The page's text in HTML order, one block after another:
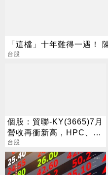
「這檔」十年難得一遇！
台股
個股：貿聯-KY(3665)7月
營收再衝新高，HPC、半
導體挹注長期成長動能
台股